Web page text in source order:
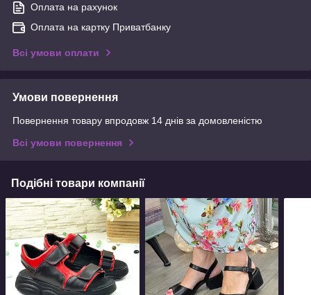
Оплата на рахунок
Оплата на картку Приватбанку
Всі умови оплати
Умови повернення
Повернення товару впродовж 14 днів за домовленістю
Всі умови повернення
Подібні товари компанії